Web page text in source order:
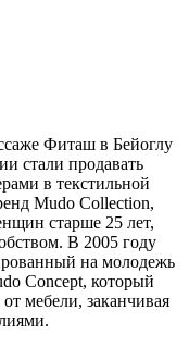
Фиташ в Бейоглу
стали продавать
в текстильной
Mudo Collection,
старше 25 лет,
В 2005 году
на молодежь
Concept, который
мебели, заканчивая